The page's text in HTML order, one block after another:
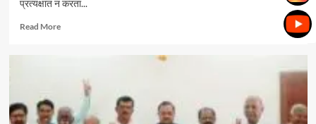
प्रत्यक्षात न करता...
Read MoreRead
लाखोच्या
बिले